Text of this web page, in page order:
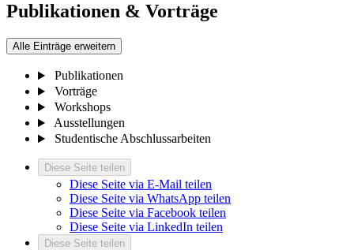
Publikationen & Vorträge
Alle Einträge erweitern
Publikationen
Vorträge
Workshops
Ausstellungen
Studentische Abschlussarbeiten
Diese Seite teilen
Diese Seite via E-Mail teilen
Diese Seite via WhatsApp teilen
Diese Seite via Facebook teilen
Diese Seite via LinkedIn teilen
Diese Seite teilen